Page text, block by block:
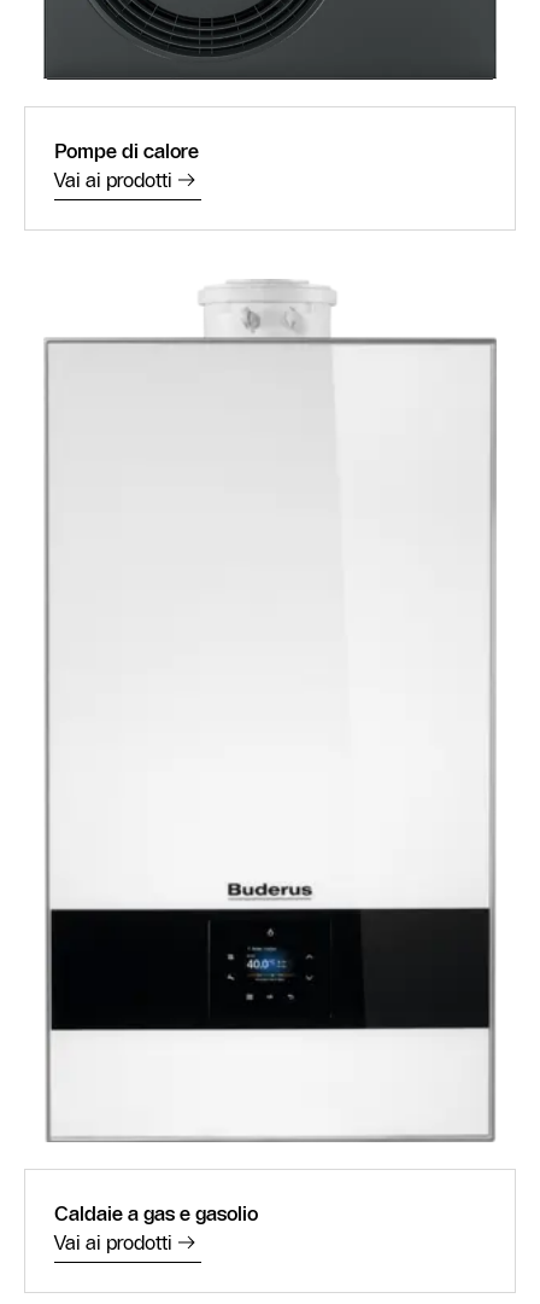
Pompe di calore
Vai ai prodotti
Caldaie a gas e gasolio
Vai ai prodotti